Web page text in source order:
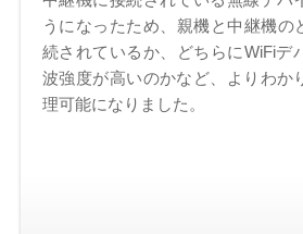
うになったため、親機と中継機の
続されているか、どちらにWiFiデ
波強度が高いのかなど、よりわか
理可能になりました。